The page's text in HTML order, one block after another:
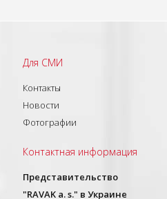
Для СМИ
Контакты
Новости
Фотографии
Контактная информация
Представительство
"RAVAK a. s." в Украине